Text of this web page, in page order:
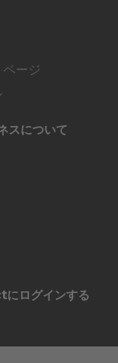
ージ
スについて
ログインする